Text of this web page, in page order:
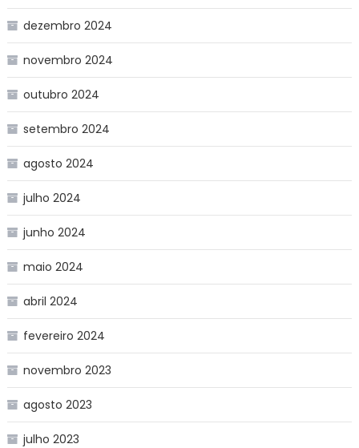
dezembro 2024
novembro 2024
outubro 2024
setembro 2024
agosto 2024
julho 2024
junho 2024
maio 2024
abril 2024
fevereiro 2024
novembro 2023
agosto 2023
julho 2023